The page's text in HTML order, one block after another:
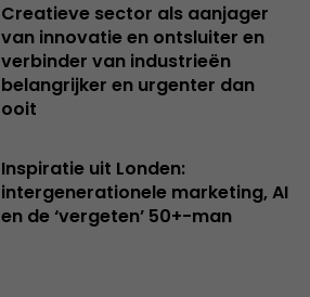
Creatieve sector als aanjager
van innovatie en ontsluiter en
verbinder van industrieën
belangrijker en urgenter dan
ooit
Inspiratie uit Londen:
intergenerationele marketing, AI
en de ‘vergeten’ 50+-man